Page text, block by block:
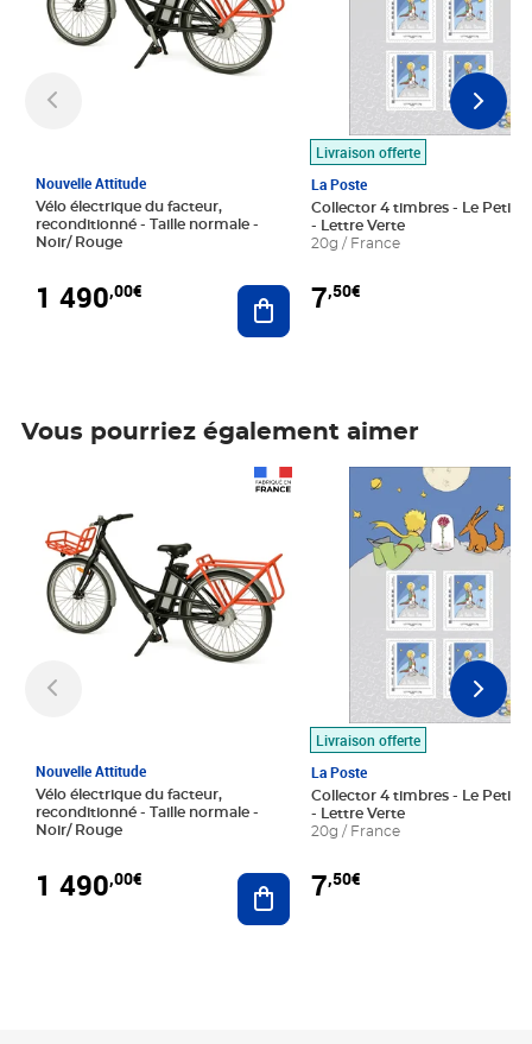
Nouvelle Attitude
Vélo électrique du facteur,
reconditionné - Taille normale -
Noir/ Rouge
1 490,00€ Ajouter au panier
Livraison offerte
La Poste
Collector 4 timbres - Le Petit
- Lettre Verte
20g / France
7,50€
Vous pourriez également aimer
Nouvelle Attitude
Vélo électrique du facteur,
reconditionné - Taille normale -
Noir/ Rouge
1 490,00€ Ajouter au panier
Livraison offerte
La Poste
Collector 4 timbres - Le Petit
- Lettre Verte
20g / France
7,50€
Prix 7,50€